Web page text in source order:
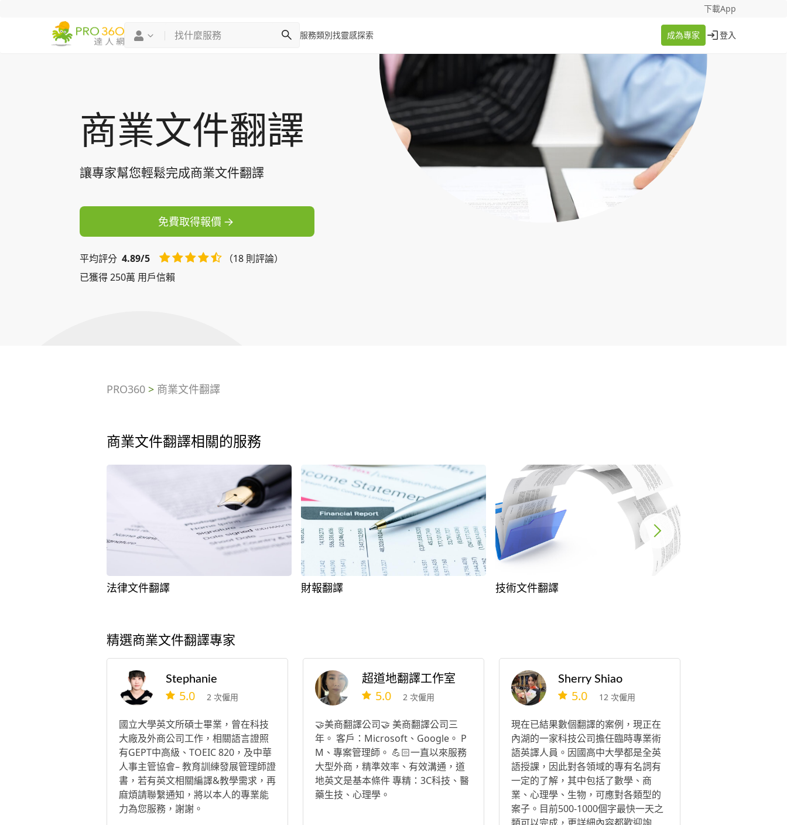
下載App
服務類別找靈感探索 成為專家 登入
成為專家
登入
商業文件翻譯
讓專家幫您輕鬆完成商業文件翻譯
免費取得報價
平均評分 4.89/5
（18 則評論）
已獲得 250萬 用戶信賴
PRO360> 商業文件翻譯
商業文件翻譯相關的服務
法律文件翻譯 財報翻譯 技術文件翻譯
精選商業文件翻譯專家
Stephanie
5.0 2 次僱用
國立大學英文所碩士畢業，曾在科技
大廠及外商公司工作，相關語言證照
有GEPT中高級、TOEIC 820，及中華
人事主管協會– 教育訓練發展管理師證
書，若有英文相關編譯&教學需求，再
麻煩請聯繫通知，將以本人的專業能
力為您服務，謝謝。
超道地翻譯工作室
5.0 2 次僱用
🤝美商翻譯公司🤝 美商翻譯公司三
年。 客戶：Microsoft、Google。 P
M、專案管理師。 💪🏻一直以來服務
大型外商，精準效率、有效溝通，道
地英文是基本條件 專精：3C科技、醫
藥生技、心理學。
Sherry Shiao
5.0 12 次僱用
現在已結果數個翻譯的案例，現正在
內湖的一家科技公司擔任臨時專業術
語英譯人員。因國高中大學都是全英
語授課，因此對各領域的專有名詞有
一定的了解，其中包括了數學、商
業、心理學、生物，可應對各類型的
案子。目前500-1000個字最快一天之